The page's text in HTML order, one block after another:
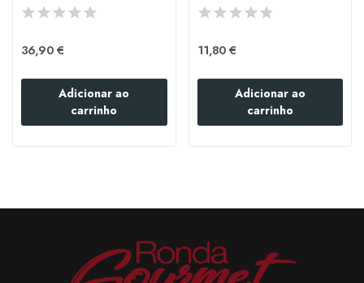
36,90 €
Adicionar ao
carrinho
11,80 €
Adicionar ao
carrinho